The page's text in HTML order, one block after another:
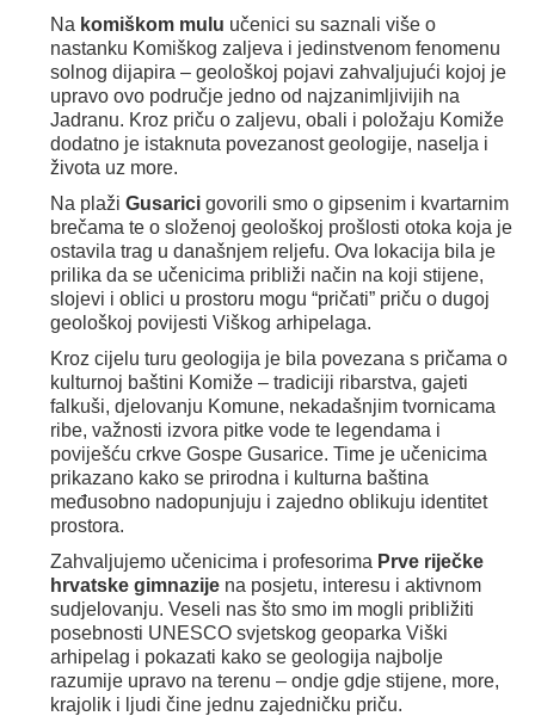
Na komiškom mulu učenici su saznali više o
nastanku Komiškog zaljeva i jedinstvenom fenomenu
solnog dijapira – geološkoj pojavi zahvaljujući kojoj je
upravo ovo područje jedno od najzanimljivijih na
Jadranu. Kroz priču o zaljevu, obali i položaju Komiže
dodatno je istaknuta povezanost geologije, naselja i
života uz more.
Na plaži Gusarici govorili smo o gipsenim i kvartarnim
brečama te o složenoj geološkoj prošlosti otoka koja je
ostavila trag u današnjem reljefu. Ova lokacija bila je
prilika da se učenicima približi način na koji stijene,
slojevi i oblici u prostoru mogu “pričati” priču o dugoj
geološkoj povijesti Viškog arhipelaga.
Kroz cijelu turu geologija je bila povezana s pričama o
kulturnoj baštini Komiže – tradiciji ribarstva, gajeti
falkuši, djelovanju Komune, nekadašnjim tvornicama
ribe, važnosti izvora pitke vode te legendama i
poviješću crkve Gospe Gusarice. Time je učenicima
prikazano kako se prirodna i kulturna baština
međusobno nadopunjuju i zajedno oblikuju identitet
prostora.
Zahvaljujemo učenicima i profesorima Prve riječke
hrvatske gimnazije na posjetu, interesu i aktivnom
sudjelovanju. Veseli nas što smo im mogli približiti
posebnosti UNESCO svjetskog geoparka Viški
arhipelag i pokazati kako se geologija najbolje
razumije upravo na terenu – ondje gdje stijene, more,
krajolik i ljudi čine jednu zajedničku priču.